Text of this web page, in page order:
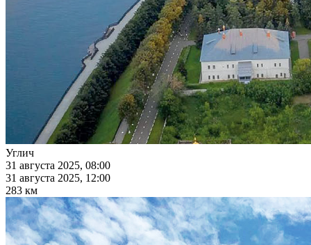
Углич
31 августа 2025, 08:00
31 августа 2025, 12:00
283 км